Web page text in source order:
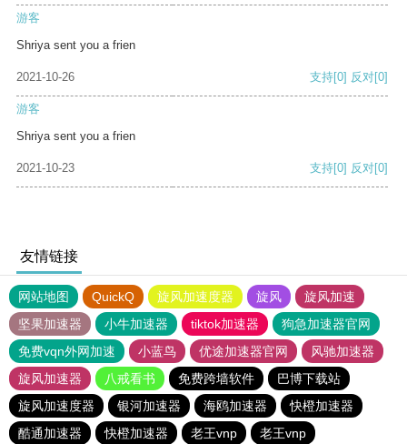
游客
Shriya sent you a frien
2021-10-26 支持[0] 反对[0]
游客
Shriya sent you a frien
2021-10-23 支持[0] 反对[0]
友情链接
网站地图 QuickQ 旋风加速度器 旋风
旋风加速
坚果加速器
小牛加速器 tiktok加速器
狗急加速器官网
免费vqn外网加速
小蓝鸟 优途加速器官网
风驰加速器
旋风加速器
八戒看书 免费跨墙软件
巴博下载站
旋风加速度器
银河加速器 海鸥加速器
快橙加速器
酷通加速器
快橙加速器 老王vnp 老王vnp